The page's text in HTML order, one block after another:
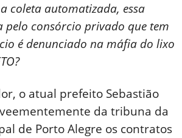
coleta automatizada, essa
pelo consórcio privado que tem
é denunciado na máfia do lixo
o atual prefeito Sebastião
da tribuna da
de Porto Alegre os contratos